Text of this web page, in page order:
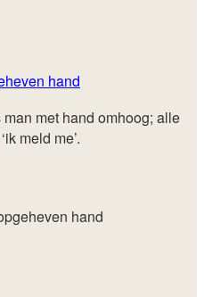
hand
met hand omhoog; alle
meld me’.
hand